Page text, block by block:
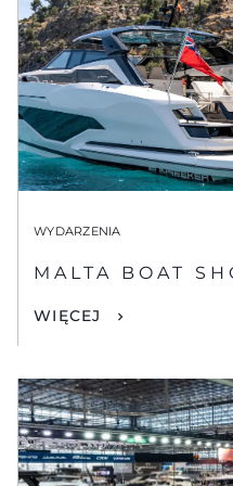
WYDARZENIA
MALTA BOAT
WIĘCEJ